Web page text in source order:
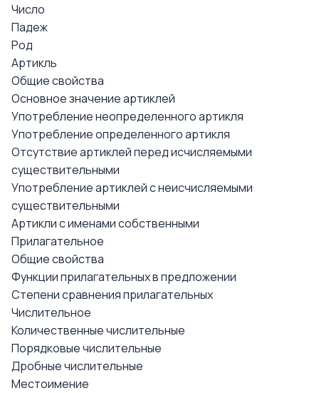
Число
Падеж
Род
Артикль
Общие свойства
Основное значение артиклей
Употребление неопределенного артикля
Употребление определенного артикля
Отсутствие артиклей перед исчисляемыми
существительными
Употребление артиклей с неисчисляемыми
существительными
Артикли с именами собственными
Прилагательное
Общие свойства
Функции прилагательных в предложении
Степени сравнения прилагательных
Числительное
Количественные числительные
Порядковые числительные
Дробные числительные
Местоимение